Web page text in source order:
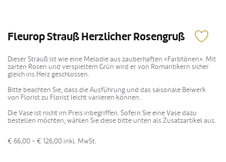
Fleurop Strauß Herzlicher Rosengruß
Dieser Strauß ist wie eine Melodie aus zauberhaften «Farbtönen». Mit
zarten Rosen und verspieltem Grün wird er von Romantikern sicher
gleich ins Herz geschlossen.
Bitte beachten Sie, dass die Ausführung und das saisonale Beiwerk
von Florist zu Florist leicht variieren können.
Die Vase ist nicht im Preis inbegriffen. Sofern Sie eine Vase dazu
bestellen möchten, wählen Sie diese bitte unten als Zusatzartikel aus.
€ 66,00 - € 126,00 inkl. MwSt.